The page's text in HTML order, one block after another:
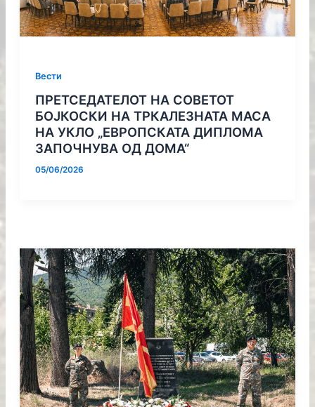
Вести
ПРЕТСЕДАТЕЛОТ НА СОВЕТОТ
БОЈКОСКИ НА ТРКАЛЕЗНАТА МАСА
НА УКЛО „ЕВРОПСКАТА ДИПЛОМА
ЗАПОЧНУВА ОД ДОМА“
05/06/2026